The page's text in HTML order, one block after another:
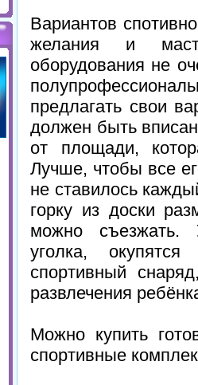
Вариантов
желания и
оборудования не
предлагать свои
должен быть
от площади,
Лучше, чтобы все
не ставилось
горку из доски
можно съезжать.
уголка,
спортивный
развлечения
Можно купить
спортивные